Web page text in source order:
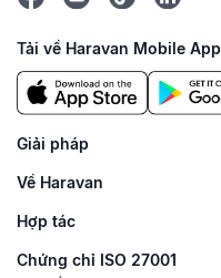
Tải về Haravan Mobile App
Giải pháp
Về Haravan
Hợp tác
Chứng chỉ ISO 27001